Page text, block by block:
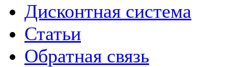
Дисконтная система
Статьи
Обратная связь